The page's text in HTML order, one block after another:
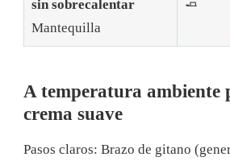
sin sobrecalentar
Mantequilla
🧈
A temperatura ambiente
crema suave
Pasos claros: Brazo de gitano